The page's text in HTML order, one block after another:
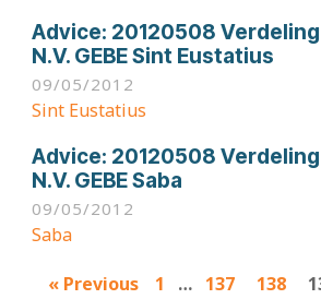
Advice: 20120508
N.V. GEBE Sint Eustatius
09/05/2012
Sint Eustatius
Advice: 20120508
N.V. GEBE Saba
09/05/2012
Saba
Results
« Previous 1 … 137 138